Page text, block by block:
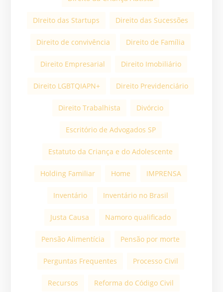
DIreito das Startups Direito das Sucessões
Direito de convivência Direito de Família
Direito Empresarial Direito Imobiliário
Direito LGBTQIAPN+ Direito Previdenciário
Direito Trabalhista Divórcio
Escritório de Advogados SP
Estatuto da Criança e do Adolescente
Holding Familiar Home IMPRENSA
Inventário Inventário no Brasil
Justa Causa Namoro qualificado
Pensão Alimentícia Pensão por morte
Perguntas Frequentes Processo Civil
Recursos Reforma do Código Civil